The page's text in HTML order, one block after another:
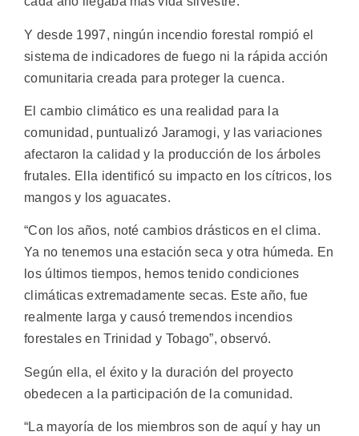
Y desde 1997, ningún incendio forestal rompió el
sistema de indicadores de fuego ni la rápida acción
comunitaria creada para proteger la cuenca.
El cambio climático es una realidad para la
comunidad, puntualizó Jaramogi, y las variaciones
afectaron la calidad y la producción de los árboles
frutales. Ella identificó su impacto en los cítricos, los
mangos y los aguacates.
“Con los años, noté cambios drásticos en el clima.
Ya no tenemos una estación seca y otra húmeda. En
los últimos tiempos, hemos tenido condiciones
climáticas extremadamente secas. Este año, fue
realmente larga y causó tremendos incendios
forestales en Trinidad y Tobago”, observó.
Según ella, el éxito y la duración del proyecto
obedecen a la participación de la comunidad.
“La mayoría de los miembros son de aquí y hay un